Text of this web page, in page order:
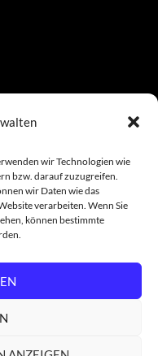
wir Technologien wie
bzw. darauf zuzugreifen.
wir Daten wie das
verarbeiten. Wenn Sie
können bestimmte